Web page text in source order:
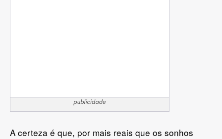
A certeza é que, por mais reais que os sonhos